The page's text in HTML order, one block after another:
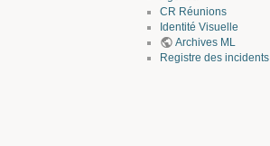
CR Réunions
Identité Visuelle
Archives ML
Registre des incidents